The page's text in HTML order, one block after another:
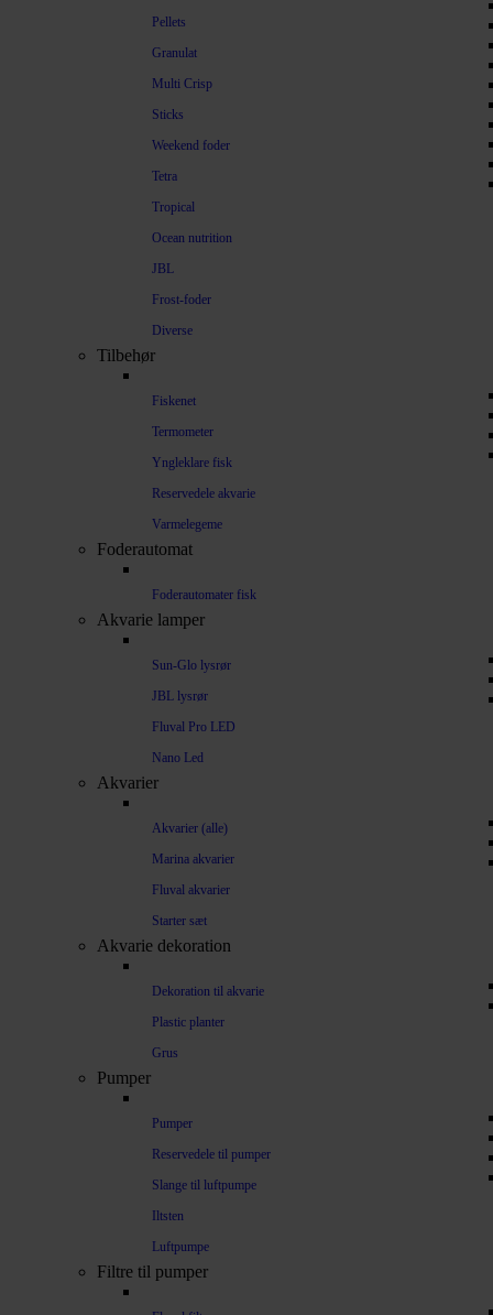
Pellets
Granulat
Multi Crisp
Sticks
Weekend foder
Tetra
Tropical
Ocean nutrition
JBL
Frost-foder
Diverse
Tilbehør
Fiskenet
Termometer
Yngleklare fisk
Reservedele akvarie
Varmelegeme
Foderautomat
Foderautomater fisk
Akvarie lamper
Sun-Glo lysrør
JBL lysrør
Fluval Pro LED
Nano Led
Akvarier
Akvarier (alle)
Marina akvarier
Fluval akvarier
Starter sæt
Akvarie dekoration
Dekoration til akvarie
Plastic planter
Grus
Pumper
Pumper
Reservedele til pumper
Slange til luftpumpe
Iltsten
Luftpumpe
Filtre til pumper